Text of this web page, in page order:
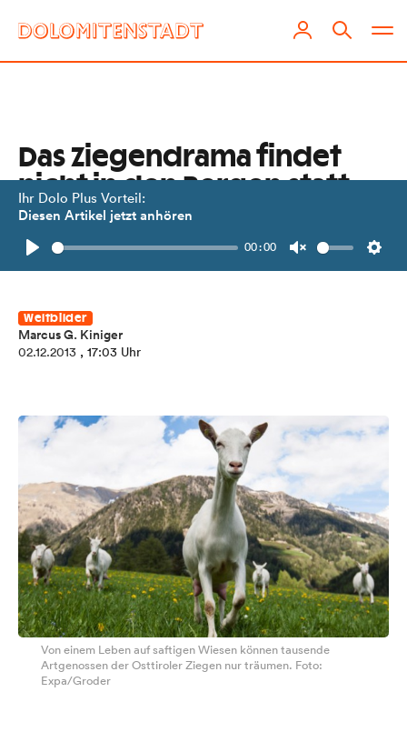
Ihr Dolo Plus Vorteil:
Diesen Artikel jetzt anhören
Play
00:00
Unmute
Das Ziegendrama findet
nicht in den Bergen statt
Das Geschäft mit der Ziegenmilch
hat eine dunkle Seite.
Weltbilder
Marcus G. Kiniger
02.12.2013 , 17:03 Uhr
Von einem Leben auf saftigen Wiesen können tausende
Artgenossen der Osttiroler Ziegen nur träumen. Foto:
Expa/Groder